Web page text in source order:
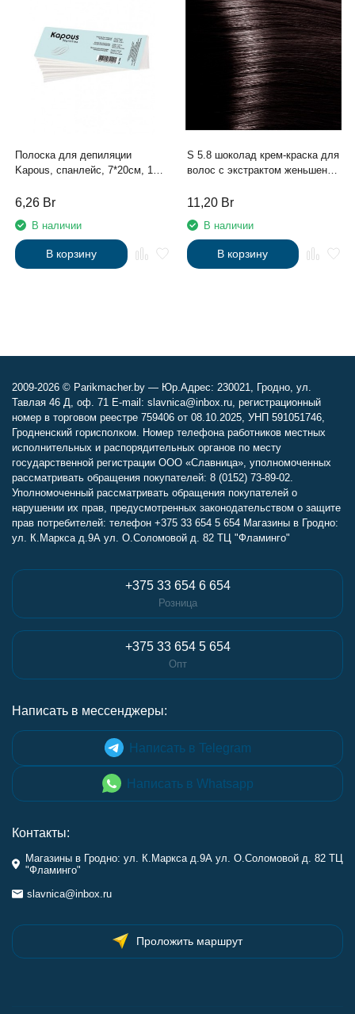
Полоска для депиляции
Kapous, спанлейс, 7*20см, 100
6,26 Br
В наличии
В корзину
S 5.8 шоколад крем-краска для
волос с экстрактом женьшеня
Studio Professional , 100 мл
11,20 Br
В наличии
В корзину
2009-2026 © Parikmacher.by — Юр.Адрес: 230021, Гродно, ул.
Тавлая 46 Д, оф. 71 E-mail: slavnica@inbox.ru, регистрационный
номер в торговом реестре 759406 от 08.10.2025, УНП 591051746,
Гродненский горисполком. Номер телефона работников местных
исполнительных и распорядительных органов по месту
государственной регистрации ООО «Славница», уполномоченных
рассматривать обращения покупателей: 8 (0152) 73-89-02.
Уполномоченный рассматривать обращения покупателей о
нарушении их прав, предусмотренных законодательством о защите
прав потребителей: телефон +375 33 654 5 654 Магазины в Гродно:
ул. К.Маркса д.9А ул. О.Соломовой д. 82 ТЦ "Фламинго"
+375 33 654 6 654
Розница
+375 33 654 5 654
Опт
Написать в мессенджеры:
Написать в Telegram
Написать в Whatsapp
Контакты:
Магазины в Гродно: ул. К.Маркса д.9А ул. О.Соломовой д. 82 ТЦ
"Фламинго"
slavnica@inbox.ru
Проложить маршрут